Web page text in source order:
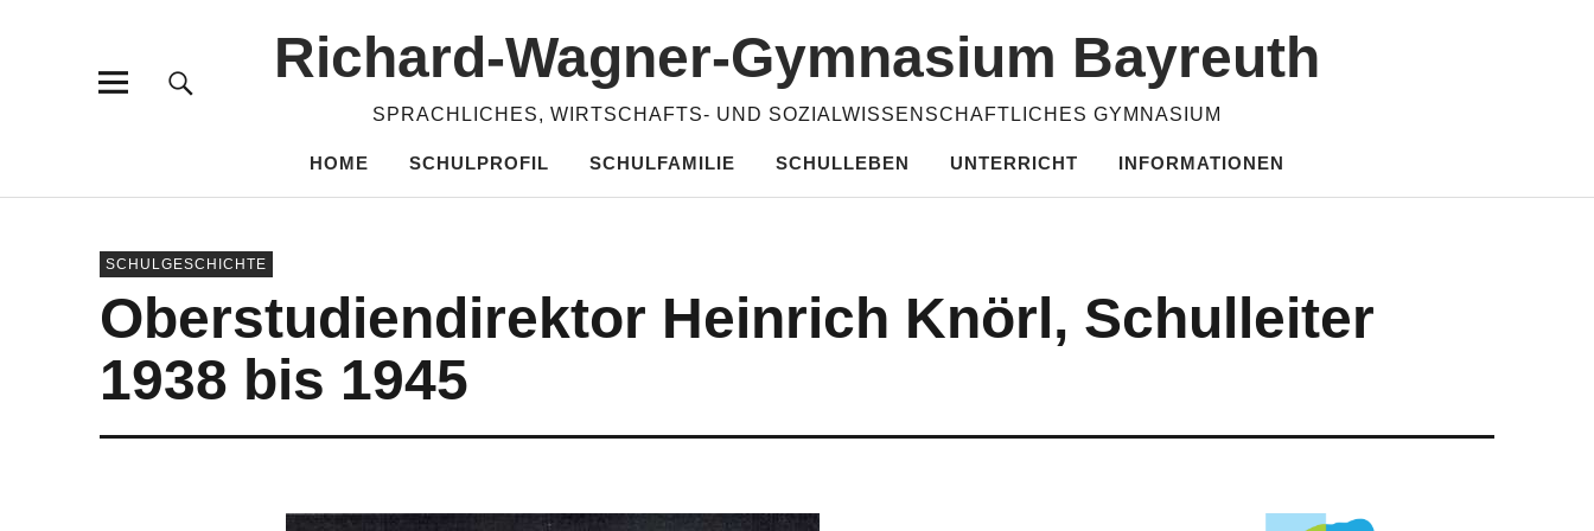
Richard-​​Wagner-​​Gymnasium Bayreuth
SPRACHLICHES, WIRTSCHAFTS- UND SOZIALWISSENSCHAFTLICHES GYMNASIUM
HOME SCHULPROFIL SCHULFAMILIE SCHULLEBEN UNTERRICHT INFORMATIONEN
SCHULGESCHICHTE
Oberstudiendirektor Heinrich Knörl, Schulleiter
1938 bis 1945